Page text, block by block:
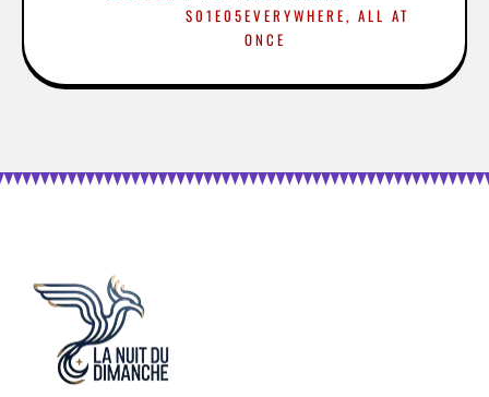
S01E05EVERYWHERE, ALL AT
ONCE